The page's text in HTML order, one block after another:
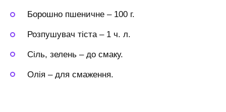
Борошно пшеничне – 100 г.
Розпушувач тіста– 1 ч. л.
Сіль, зелень – до смаку.
Олія – для смаження.